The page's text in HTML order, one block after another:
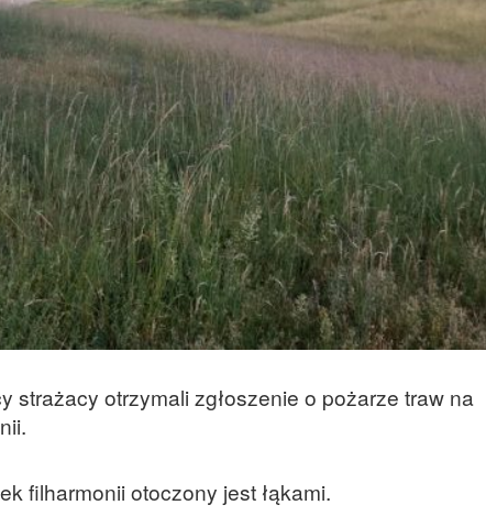
strażacy otrzymali zgłoszenie o pożarze traw na
filharmonii otoczony jest łąkami.